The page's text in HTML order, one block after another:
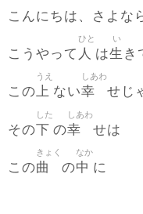
こんにちは、さよな
こうやって 人
ひと
は生
い
き
この上
うえ
ない幸
しあわ
せじ
その下
した
の幸
しあわ
せは
この曲
きょく
の中
なか
に